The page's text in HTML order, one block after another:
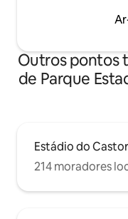
Outros pontos
de Parque
Estádio do Castor
214 moradores